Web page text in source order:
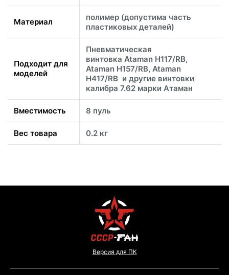
Материал
полимер (допустима часть
пластиковых деталей)
Подходит для
моделей
Пневматическая
винтовка Ataman H117/RB,
Ataman H157/RB, Ataman
H417/RB и другие винтовки
калибра 7.62 марки Атаман
Вместимость 8 пуль
Вес товара 0.2 кг
Версия для ПК